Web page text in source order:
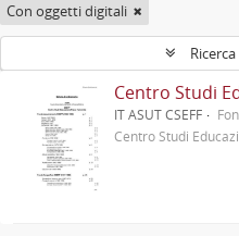
Con oggetti digitali
IT ASUT CSEFF
Centro Studi